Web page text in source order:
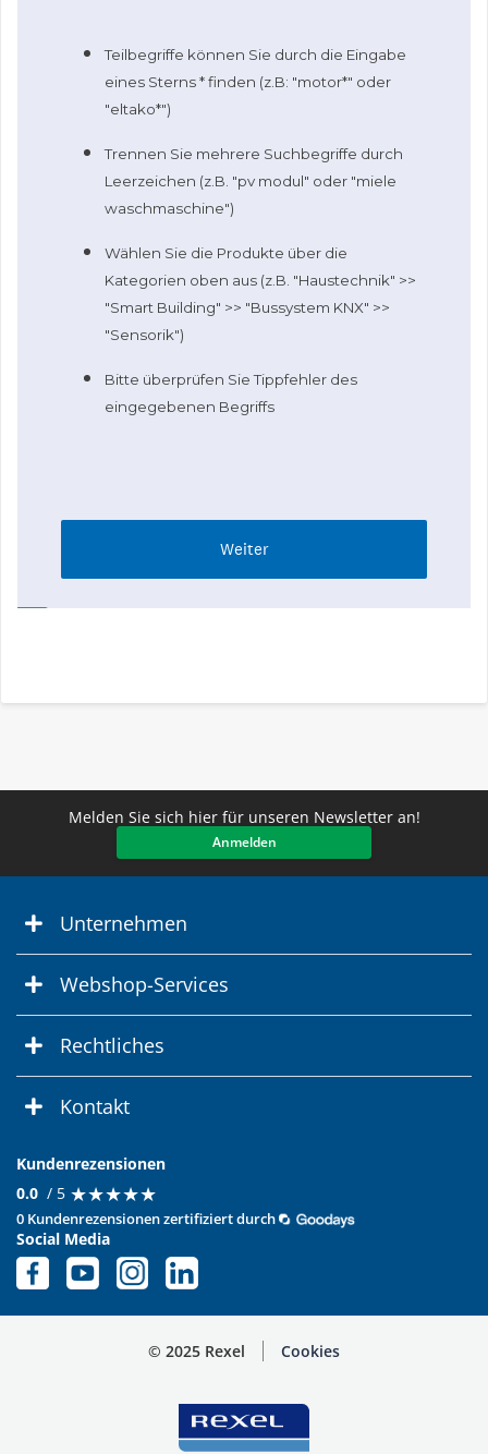
Melden Sie sich hier für unseren Newsletter an!
Anmelden
Unternehmen
Webshop-Services
Rechtliches
Kontakt
Kundenrezensionen
0.0 / 5 ★★★★★
★★★★★
0 Kundenrezensionen zertifiziert durch
Social Media
© 2025 Rexel Cookies